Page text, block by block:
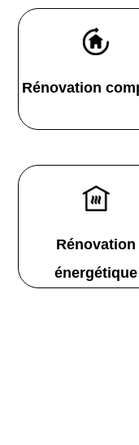
Rénovation
Rénovation
énergétique